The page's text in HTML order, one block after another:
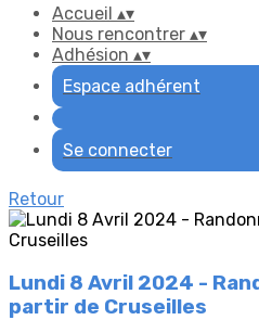
Accueil ▴▾
Nous rencontrer ▴▾
Adhésion ▴▾
Espace adhérent
Se connecter
Retour
Lundi 8 Avril 2024 -
partir de Cruseilles